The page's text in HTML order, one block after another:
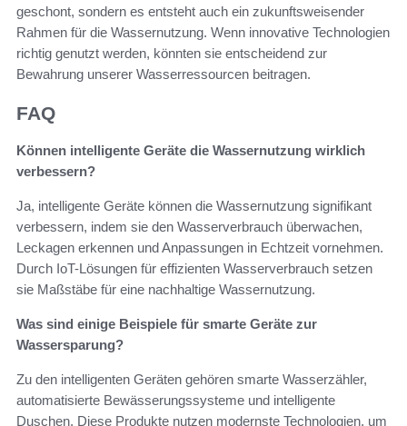
geschont, sondern es entsteht auch ein zukunftsweisender
Rahmen für die Wassernutzung. Wenn innovative Technologien
richtig genutzt werden, könnten sie entscheidend zur
Bewahrung unserer Wasserressourcen beitragen.
FAQ
Können intelligente Geräte die Wassernutzung wirklich
verbessern?
Ja, intelligente Geräte können die Wassernutzung signifikant
verbessern, indem sie den Wasserverbrauch überwachen,
Leckagen erkennen und Anpassungen in Echtzeit vornehmen.
Durch IoT-Lösungen für effizienten Wasserverbrauch setzen
sie Maßstäbe für eine nachhaltige Wassernutzung.
Was sind einige Beispiele für smarte Geräte zur
Wassersparung?
Zu den intelligenten Geräten gehören smarte Wasserzähler,
automatisierte Bewässerungssysteme und intelligente
Duschen. Diese Produkte nutzen modernste Technologien, um